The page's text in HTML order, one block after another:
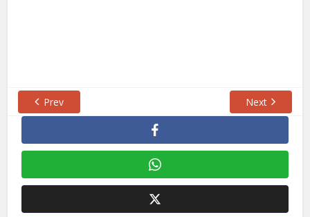
Prev Next